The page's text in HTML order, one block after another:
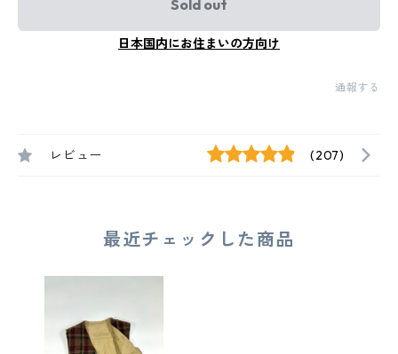
Sold out
日本国内にお住まいの方向け
通報する
レビュー (207)
最近チェックした商品